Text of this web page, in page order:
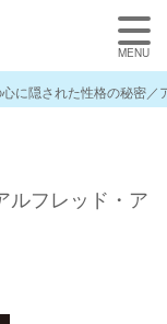
に隠された性格の秘密／
ルフレッド・ア